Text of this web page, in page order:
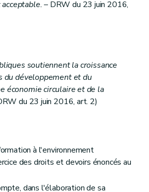
2
Retrait et suspension de la reconnaissance ou du subventionnement
2
Retrait et suspension de la reconnaissance ou du subventionnement
D 28-16
V
De l'évaluation et du Comité d'accompagnement
17
V
De l'évaluation et du Comité d'accompagnement
18
du public en matière d'environnement
première
1
– DRW du 23 juin 2016,
soutiennent la croissance
du développement et du
économie circulaire et de la
du 23 juin 2016, art. 2)
à l'environnement
des droits et devoirs énoncés au
dans l'élaboration de sa